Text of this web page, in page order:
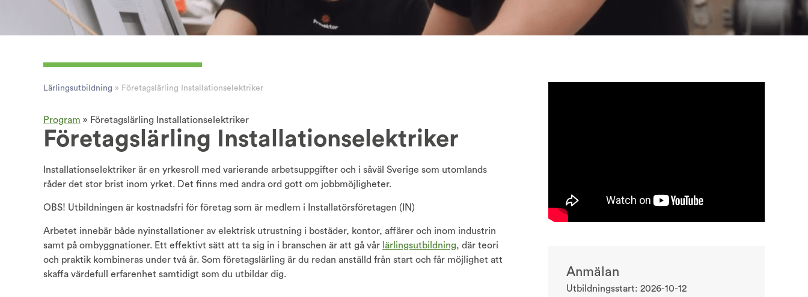
Lärlingsutbildning » Företagslärling Installationselektriker
Program » Företagslärling Installationselektriker
Företagslärling Installationselektriker
Installationselektriker är en yrkesroll med varierande arbetsuppgifter och i såväl Sverige som utomlands
råder det stor brist inom yrket. Det finns med andra ord gott om jobbmöjligheter.
OBS! Utbildningen är kostnadsfri för företag som är medlem i Installatörsföretagen (IN)
Arbetet innebär både nyinstallationer av elektrisk utrustning i bostäder, kontor, affärer och inom industrin
samt på ombyggnationer. Ett effektivt sätt att ta sig in i branschen är att gå vår lärlingsutbildning, där teori
och praktik kombineras under två år. Som företagslärling är du redan anställd från start och får möjlighet att
skaffa värdefull erfarenhet samtidigt som du utbildar dig.
Anmälan
Utbildningsstart: 2026-10-12